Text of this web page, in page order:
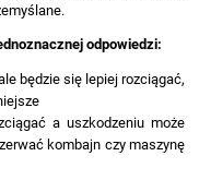
odpowiedzi:
będzie się lepiej rozciągać,
a uszkodzeniu może
kombajn czy maszynę